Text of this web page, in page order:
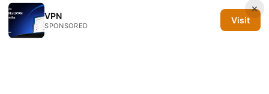
×
VPN
SPONSORED
Visit